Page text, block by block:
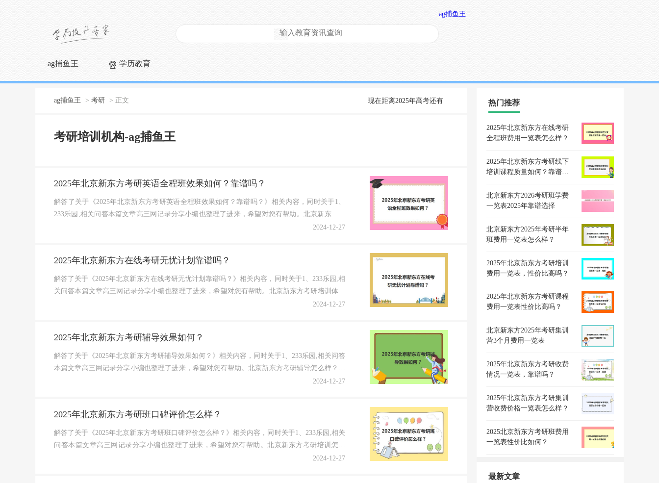
ag捕鱼王
ag捕鱼王 学历教育
ag捕鱼王 > 考研 > 正文 现在距离2025年高考还有
考研培训机构-ag捕鱼王
2025年北京新东方考研英语全程班效果如何？靠谱吗？
解答了关于《2025年北京新东方考研英语全程班效果如何？靠谱吗？》相关内容，同时关于1、
233乐园,相关问答本篇文章高三网记录分享小编也整理了进来，希望对您有帮助。北京新东方考
2024-12-27
2025年北京新东方在线考研无忧计划靠谱吗？
解答了关于《2025年北京新东方在线考研无忧计划靠谱吗？》相关内容，同时关于1、233乐园,相
关问答本篇文章高三网记录分享小编也整理了进来，希望对您有帮助。北京新东方考研培训体验
2024-12-27
2025年北京新东方考研辅导效果如何？
解答了关于《2025年北京新东方考研辅导效果如何？》相关内容，同时关于1、233乐园,相关问答
本篇文章高三网记录分享小编也整理了进来，希望对您有帮助。北京新东方考研辅导怎么样？北
2024-12-27
2025年北京新东方考研班口碑评价怎么样？
解答了关于《2025年北京新东方考研班口碑评价怎么样？》相关内容，同时关于1、233乐园,相关
问答本篇文章高三网记录分享小编也整理了进来，希望对您有帮助。北京新东方考研培训怎么
2024-12-27
热门推荐
2025年北京新东方在线考研
全程班费用一览表怎么样？
2025年北京新东方考研线下
培训课程质量如何？靠谱评
北京新东方2026考研班学费
一览表2025年靠谱选择
北京新东方2025年考研半年
班费用一览表怎么样？
2025年北京新东方考研培训
费用一览表，性价比高吗？
2025年北京新东方考研课程
费用一览表性价比高吗？
北京新东方2025年考研集训
营3个月费用一览表
2025年北京新东方考研收费
情况一览表，靠谱吗？
2025年北京新东方考研集训
营收费价格一览表怎么样？
2025北京新东方考研班费用
一览表性价比如何？
最新文章